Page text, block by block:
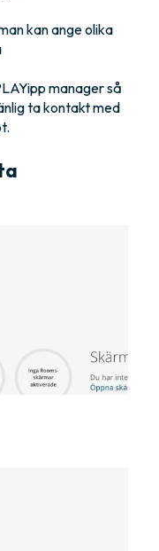
kan ange olika
manager så
ta kontakt med